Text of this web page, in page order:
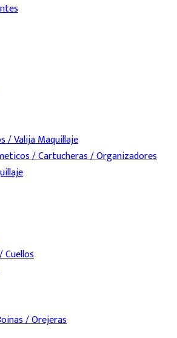
/ Valija Maquillaje
/ Cartucheras / Organizadores
Cuellos
/ Orejeras